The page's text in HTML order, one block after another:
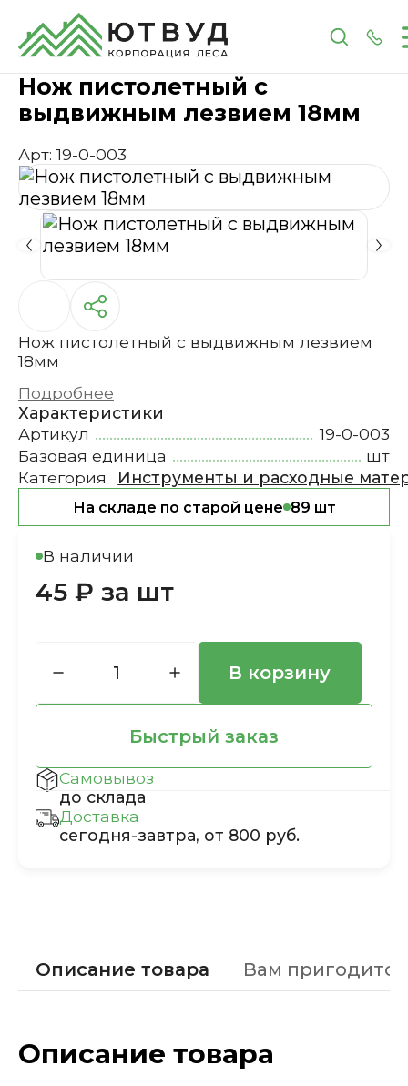
ГлавнаяКаталогИнструменты и расходные
Нож пистолетный с
выдвижным лезвием 18мм
Арт: 19-0-003
Нож пистолетный с выдвижным лезвием
18мм
Подробнее
Характеристики
Артикул
19-0-003
Базовая единица
шт
Категория
Инструменты и расходные
На складе по старой цене 89 шт
В наличии
45 ₽ за шт
В корзину
Быстрый заказ
Самовывоз
до склада
Доставка
сегодня-завтра, от 800 руб.
Описание товара Вам пригодится
Описание товара